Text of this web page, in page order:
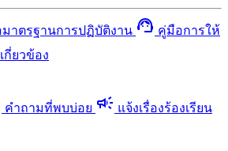
าตรฐานการปฏิบัติงาน support_agent คู่มือการให้
กี่ยวข้อง
คำถามที่พบบ่อย campaign แจ้งเรื่องร้องเรียน